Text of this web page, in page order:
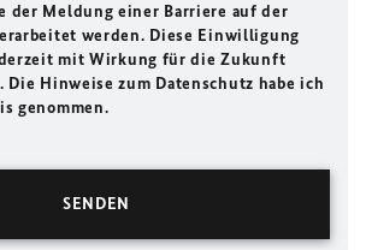
der Meldung einer Barriere auf der
werden. Diese Einwilligung
mit Wirkung für die Zukunft
Hinweise zum Datenschutz habe ich
genommen.